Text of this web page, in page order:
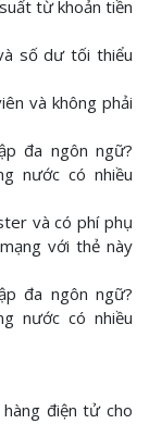
từ khoản tiền
số dư tối thiểu
và không phải
đa ngôn ngữ?
nước có nhiều
và có phí phụ
với thẻ này
đa ngôn ngữ?
nước có nhiều
điện tử cho